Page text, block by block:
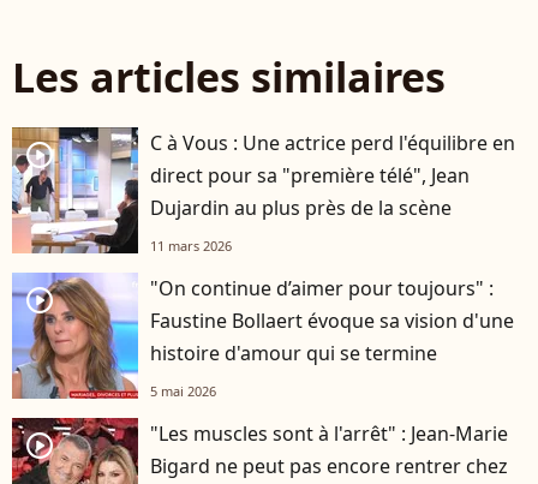
Les articles similaires
player2
C à Vous : Une actrice perd l'équilibre en
direct pour sa "première télé", Jean
Dujardin au plus près de la scène
11 mars 2026
player2
"On continue d’aimer pour toujours" :
Faustine Bollaert évoque sa vision d'une
histoire d'amour qui se termine
5 mai 2026
player2
"Les muscles sont à l'arrêt" : Jean-Marie
Bigard ne peut pas encore rentrer chez